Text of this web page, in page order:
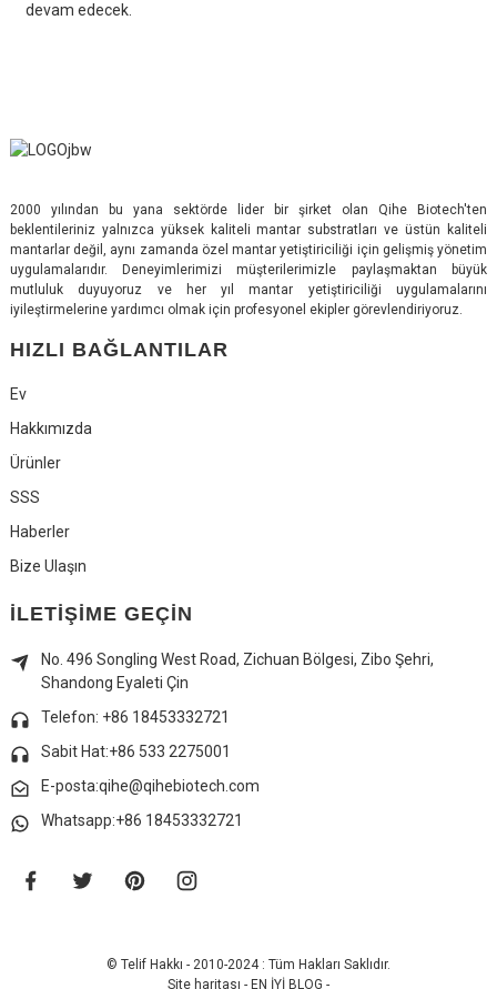
devam edecek.
2000 yılından bu yana sektörde lider bir şirket olan Qihe Biotech'ten
beklentileriniz yalnızca yüksek kaliteli mantar substratları ve üstün kaliteli
mantarlar değil, aynı zamanda özel mantar yetiştiriciliği için gelişmiş yönetim
uygulamalarıdır. Deneyimlerimizi müşterilerimizle paylaşmaktan büyük
mutluluk duyuyoruz ve her yıl mantar yetiştiriciliği uygulamalarını
iyileştirmelerine yardımcı olmak için profesyonel ekipler görevlendiriyoruz.
HIZLI BAĞLANTILAR
Ev
Hakkımızda
Ürünler
SSS
Haberler
Bize Ulaşın
İLETIŞIME GEÇIN
No. 496 Songling West Road, Zichuan Bölgesi, Zibo Şehri,
Shandong Eyaleti Çin
Telefon: +86 18453332721
Sabit Hat:+86 533 2275001
E-posta:qihe@qihebiotech.com
Whatsapp:+86 18453332721
© Telif Hakkı - 2010-2024 : Tüm Hakları Saklıdır.
Site haritası - EN İYİ BLOG -